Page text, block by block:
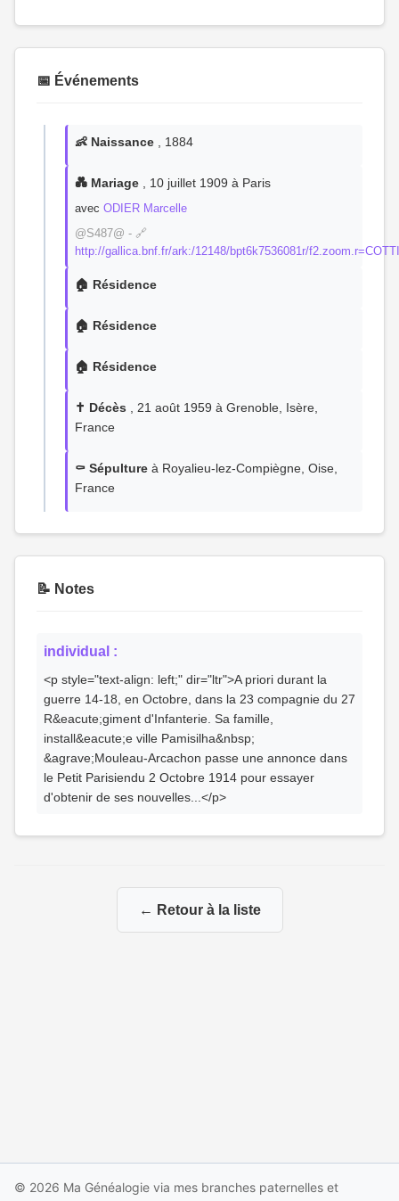
📅 Événements
👶 Naissance , 1884
💑 Mariage , 10 juillet 1909 à Paris
avec ODIER Marcelle
@S487@ - 🔗
http://gallica.bnf.fr/ark:/12148/bpt6k7536081r/
🏠 Résidence
🏠 Résidence
🏠 Résidence
✝️ Décès , 21 août 1959 à Grenoble, Isère,
France
⚰️ Sépulture à Royalieu-lez-Compiègne, Oise,
France
📝 Notes
individual :
<p style="text-align: left;" dir="ltr">A priori durant la
guerre 14-18, en Octobre, dans la 23 compagnie du 27
R&eacute;giment d'Infanterie. Sa famille,
install&eacute;e ville Pamisilha&nbsp;
&agrave;Mouleau-Arcachon passe une annonce dans
le Petit Parisiendu 2 Octobre 1914 pour essayer
d'obtenir de ses nouvelles...</p>
← Retour à la liste
© 2026 Ma Généalogie via mes branches paternelles et